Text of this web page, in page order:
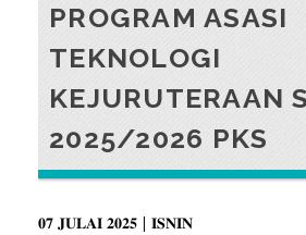
PROGRAM ASASI
TEKNOLOGI
KEJURUTERAAN
2025/2026 PKS
𝟎𝟕 𝐉𝐔𝐋𝐀𝐈 𝟐𝟎𝟐𝟓 | 𝐈𝐒𝐍𝐈𝐍